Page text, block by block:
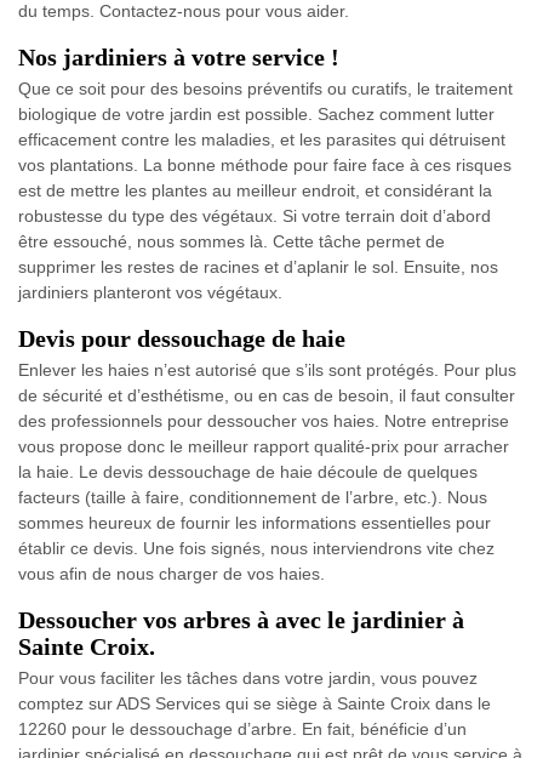
du temps. Contactez-nous pour vous aider.
Nos jardiniers à votre service !
Que ce soit pour des besoins préventifs ou curatifs, le traitement
biologique de votre jardin est possible. Sachez comment lutter
efficacement contre les maladies, et les parasites qui détruisent
vos plantations. La bonne méthode pour faire face à ces risques
est de mettre les plantes au meilleur endroit, et considérant la
robustesse du type des végétaux. Si votre terrain doit d’abord
être essouché, nous sommes là. Cette tâche permet de
supprimer les restes de racines et d’aplanir le sol. Ensuite, nos
jardiniers planteront vos végétaux.
Devis pour dessouchage de haie
Enlever les haies n’est autorisé que s’ils sont protégés. Pour plus
de sécurité et d’esthétisme, ou en cas de besoin, il faut consulter
des professionnels pour dessoucher vos haies. Notre entreprise
vous propose donc le meilleur rapport qualité-prix pour arracher
la haie. Le devis dessouchage de haie découle de quelques
facteurs (taille à faire, conditionnement de l’arbre, etc.). Nous
sommes heureux de fournir les informations essentielles pour
établir ce devis. Une fois signés, nous interviendrons vite chez
vous afin de nous charger de vos haies.
Dessoucher vos arbres à avec le jardinier à
Sainte Croix.
Pour vous faciliter les tâches dans votre jardin, vous pouvez
comptez sur ADS Services qui se siège à Sainte Croix dans le
12260 pour le dessouchage d’arbre. En fait, bénéficie d’un